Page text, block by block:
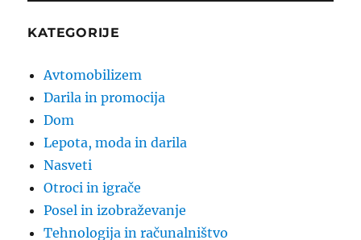
KATEGORIJE
Avtomobilizem
Darila in promocija
Dom
Lepota, moda in darila
Nasveti
Otroci in igrače
Posel in izobraževanje
Tehnologija in računalništvo